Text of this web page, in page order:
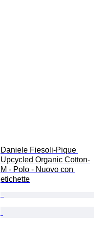
Daniele Fiesoli-Pique
Upcycled Organic Cotton-
M - Polo - Nuovo con
etichette